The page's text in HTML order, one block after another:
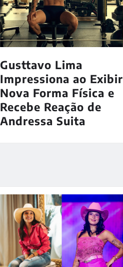
Gusttavo Lima
Impressiona ao Exibir
Nova Forma Física e
Recebe Reação de
Andressa Suita